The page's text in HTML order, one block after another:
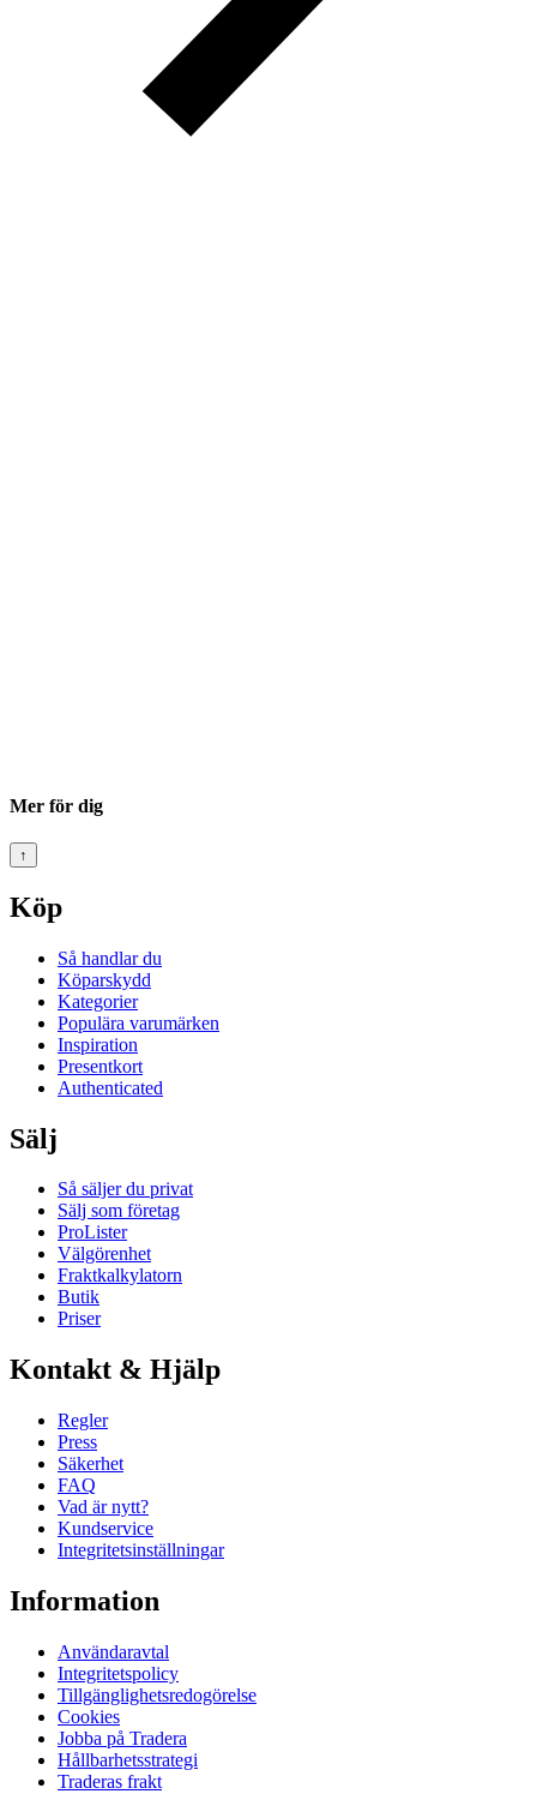
Mer för dig
↑
Köp
Så handlar du
Köparskydd
Kategorier
Populära varumärken
Inspiration
Presentkort
Authenticated
Sälj
Så säljer du privat
Sälj som företag
ProLister
Välgörenhet
Fraktkalkylatorn
Butik
Priser
Kontakt & Hjälp
Regler
Press
Säkerhet
FAQ
Vad är nytt?
Kundservice
Integritetsinställningar
Information
Användaravtal
Integritetspolicy
Tillgänglighetsredogörelse
Cookies
Jobba på Tradera
Hållbarhetsstrategi
Traderas frakt